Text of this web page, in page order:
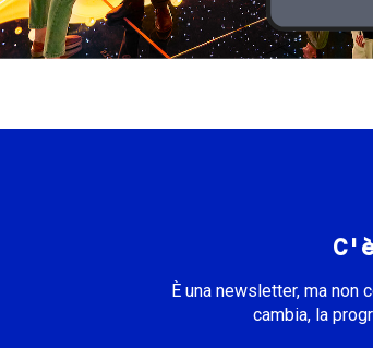
È una newsletter, ma non
cambia, la